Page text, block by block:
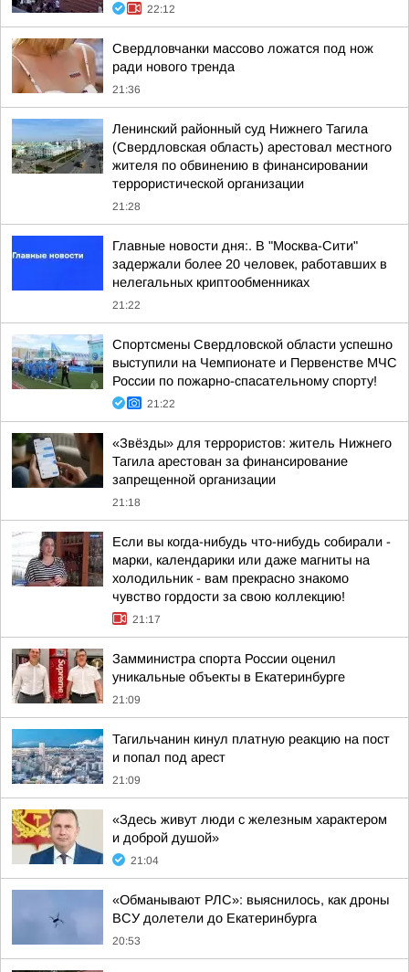
22:12
Свердловчанки массово ложатся под нож
ради нового тренда
21:36
Ленинский районный суд Нижнего Тагила
(Свердловская область) арестовал местного
жителя по обвинению в финансировании
террористической организации
21:28
Главные новости дня:. В "Москва-Сити"
задержали более 20 человек, работавших в
нелегальных криптообменниках
21:22
Спортсмены Свердловской области успешно
выступили на Чемпионате и Первенстве МЧС
России по пожарно-спасательному спорту!
21:22
«Звёзды» для террористов: житель Нижнего
Тагила арестован за финансирование
запрещенной организации
21:18
Если вы когда-нибудь что-нибудь собирали -
марки, календарики или даже магниты на
холодильник - вам прекрасно знакомо
чувство гордости за свою коллекцию!
21:17
Замминистра спорта России оценил
уникальные объекты в Екатеринбурге
21:09
Тагильчанин кинул платную реакцию на пост
и попал под арест
21:09
«Здесь живут люди с железным характером
и доброй душой»
21:04
«Обманывают РЛС»: выяснилось, как дроны
ВСУ долетели до Екатеринбурга
20:53